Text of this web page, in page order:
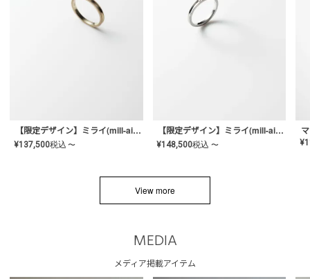
【限定デザイン】ミライ(mill-ai)リング
¥137,500税込 〜
【限定デザイン】ミライ(mill-ai)リング
¥148,500税込 〜 ¥
View more
MEDIA
メディア掲載アイテム